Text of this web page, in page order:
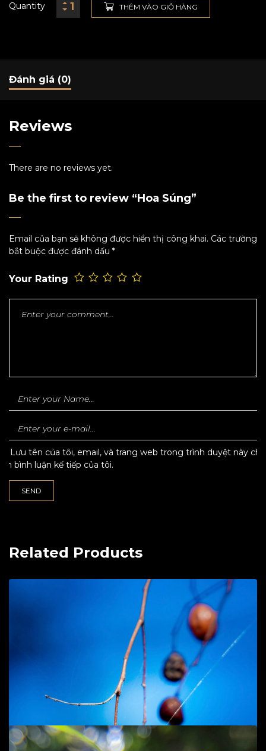
Quantity THÊM VÀO GIỎ HÀNG
Đánh giá (0)
Reviews
There are no reviews yet.
Be the first to review “Hoa Súng”
Email của bạn sẽ không được hiển thị công khai. Các trường
bắt buộc được đánh dấu *
Your Rating
Lưu tên của tôi, email, và trang web trong trình duyệt này cho
lần bình luận kế tiếp của tôi.
Related Products